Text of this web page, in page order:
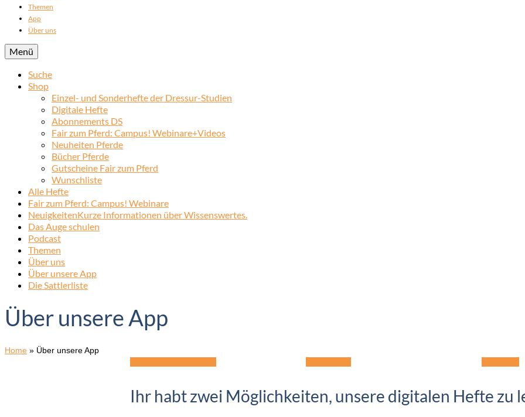
Themen
App
Über uns
Menü
Suche
Shop
Einzel- und Sonderhefte der Dressur-Studien
Digitale Hefte
Abonnements DS
Fair zum Pferd: Campus! Webinare+Videos
Neuheiten Pferde
Bücher Pferde
Gutscheine Fair zum Pferd
Wunschliste
Alle Hefte
Fair zum Pferd: Campus! Webinare
NeuigkeitenKurze Informationen über Wissenswertes.
Das Auge schulen
Podcast
Themen
Über uns
Über unsere App
Die Sattlerliste
Über unsere App
Home » Über unsere App
Ihr habt zwei Möglichkeiten, unsere digitalen Hefte zu